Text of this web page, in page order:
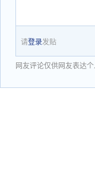
请登录发贴
网友评论仅供网友表达